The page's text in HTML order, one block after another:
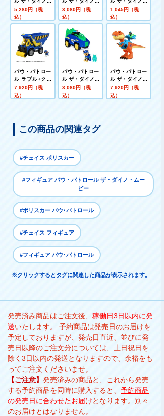
ムービー マーシ
ャル DXダイノ
ファイヤートラ
5,280円（税
込）
ムービー スカイ
ダイノジェット
(プテラノドン付
き)
3,080円（税
込）
ムービー ダイノ
レーサーズ チェ
イス ダイノポリ
スカー
1,045円（税
込）
パウ・パトロー
ル ラブル+クル
ー ウィーラー D
Xクルーダンプ
7,920円（税
込）
パウ・パトロー
ル ザ・ダイノ・
ムービー チェイ
ス ダイノポリス
3,080円（税
込）
パウ・パトロー
ル ザ・ダイノ・
ムービー パウっ
とほえる!ティミ
7,920円（税
込）
この商品の関連タグ
#チェイス ポリスカー
#フィギュア パウ・パトロール ザ・ダイノ・ムー
ビー
#ポリスカー パウ･パトロール
#チェイス フィギュア
#フィギュア パウ･パトロール
※クリックするとタグに関連した商品が表示されます。
発売済み商品はご注文後、 稼働日3日以内に発
送いたします。 予約商品は発売日のお届けを
予定しておりますが、発売日直近、並びに発
売日以降のご注文分については、土日祝日を
除く3日以内の発送となりますので、余裕をも
ってご注文くださいませ。
【ご注意】 発売済みの商品と、これから発売
する予約商品を同時に購入すると、 予約商品
の発売日に合わせたお届けとなります。別々
のお届けとはなりません。